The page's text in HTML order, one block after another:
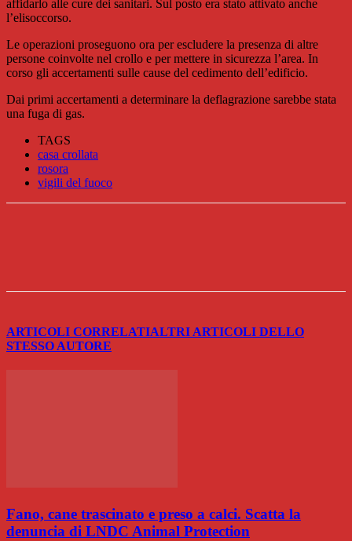
affidarlo alle cure dei sanitari. Sul posto era stato attivato anche
l’elisoccorso.
Le operazioni proseguono ora per escludere la presenza di altre
persone coinvolte nel crollo e per mettere in sicurezza l’area. In
corso gli accertamenti sulle cause del cedimento dell’edificio.
Dai primi accertamenti a determinare la deflagrazione sarebbe stata
una fuga di gas.
TAGS
casa crollata
rosora
vigili del fuoco
ARTICOLI CORRELATIALTRI ARTICOLI DELLO
STESSO AUTORE
Fano, cane trascinato e preso a calci. Scatta la
denuncia di LNDC Animal Protection